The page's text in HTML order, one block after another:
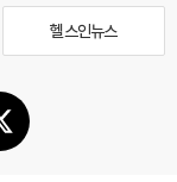
헬스인뉴스